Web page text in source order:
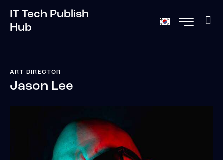
IT Tech Publish
Hub
ART DIRECTOR
Jason Lee